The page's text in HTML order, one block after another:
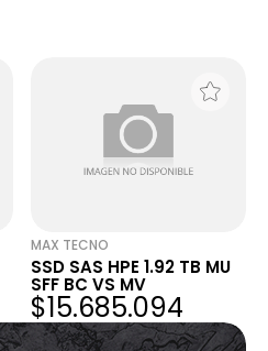
MAX TECNO
SSD SAS HPE 1.92 TB MU
SFF BC VS MV
$15.685.094